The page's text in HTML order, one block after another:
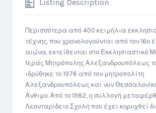
Listing Description
Περισσότερα από 400 κειμήλια
τέχνης, που χρονολογούνται από τον 16ο
αιώνα, εκτείθενται στο Εκκλησιαστικό
Ιεράς Μητρόπολης Αλεξανδρουπόλεως
ιδρύθηκε το 1976 από τον μητροπολίτη
Αλεξανδρουπόλεως και νυν
Άνθιμο. Από το 1982, η συλλογή
Λεονταρίδειο Σχολή που έχει κηρυχθεί